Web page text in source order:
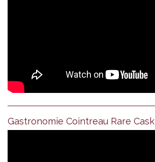
Gastronomie Cointreau Rare Cask